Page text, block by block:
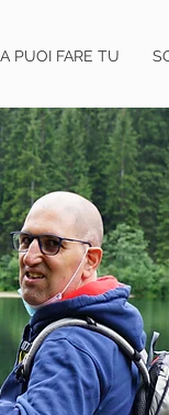
PUOI FARE TU